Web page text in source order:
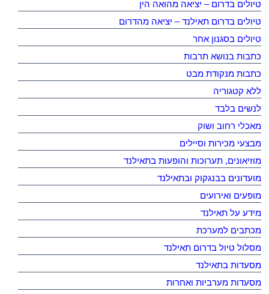
טיולים בדרום – יציאה מהואה הין
טיולים בדרום תאילנד – יציאה מהדרום
טיולים בסגנון אחר
כתבות בנושא תרבות
כתבות מנקודת מבט
ללא קטגוריה
לנשים בלבד
מאכלי רחוב ושוק
מבצעי מכירות וסיילים
מוזיאונים, תערוכות והופעות בתאילנד
מועדונים בבנגקוק ובתאילנד
מופעים ואירועים
מידע על תאילנד
מכתבים למערכת
מסלול טיול בדרום תאילנד
מסעדות בתאילנד
מסעדות מערביות ואחרות